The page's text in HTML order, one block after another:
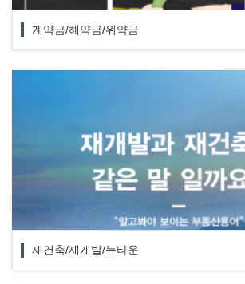
계약금/해약금/위약금
재건축/재개발/뉴타운